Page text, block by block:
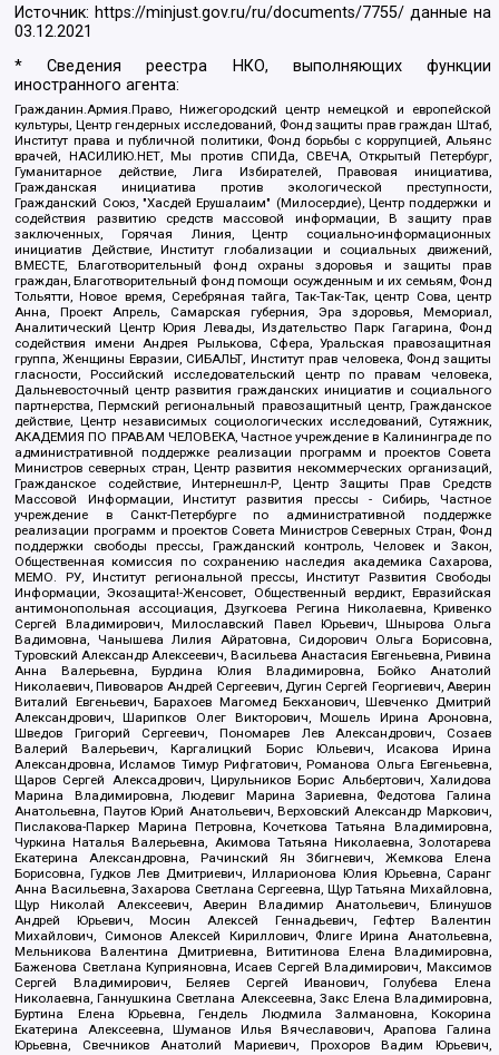
Источник: https://minjust.gov.ru/ru/documents/7755/ данные на
03.12.2021
* Сведения реестра НКО, выполняющих функции
иностранного агента:
Гражданин.Армия.Право, Нижегородский центр немецкой и европейской
культуры, Центр гендерных исследований, Фонд защиты прав граждан Штаб,
Институт права и публичной политики, Фонд борьбы с коррупцией, Альянс
врачей, НАСИЛИЮ.НЕТ, Мы против СПИДа, СВЕЧА, Открытый Петербург,
Гуманитарное действие, Лига Избирателей, Правовая инициатива,
Гражданская инициатива против экологической преступности,
Гражданский Союз, "Хасдей Ерушалаим" (Милосердие), Центр поддержки и
содействия развитию средств массовой информации, В защиту прав
заключенных, Горячая Линия, Центр социально-информационных
инициатив Действие, Институт глобализации и социальных движений,
ВМЕСТЕ, Благотворительный фонд охраны здоровья и защиты прав
граждан, Благотворительный фонд помощи осужденным и их семьям, Фонд
Тольятти, Новое время, Серебряная тайга, Так-Так-Так, центр Сова, центр
Анна, Проект Апрель, Самарская губерния, Эра здоровья, Мемориал,
Аналитический Центр Юрия Левады, Издательство Парк Гагарина, Фонд
содействия имени Андрея Рылькова, Сфера, Уральская правозащитная
группа, Женщины Евразии, СИБАЛЬТ, Институт прав человека, Фонд защиты
гласности, Российский исследовательский центр по правам человека,
Дальневосточный центр развития гражданских инициатив и социального
партнерства, Пермский региональный правозащитный центр, Гражданское
действие, Центр независимых социологических исследований, Сутяжник,
АКАДЕМИЯ ПО ПРАВАМ ЧЕЛОВЕКА, Частное учреждение в Калининграде по
административной поддержке реализации программ и проектов Совета
Министров северных стран, Центр развития некоммерческих организаций,
Гражданское содействие, Интернешнл-Р, Центр Защиты Прав Средств
Массовой Информации, Институт развития прессы - Сибирь, Частное
учреждение в Санкт-Петербурге по административной поддержке
реализации программ и проектов Совета Министров Северных Стран, Фонд
поддержки свободы прессы, Гражданский контроль, Человек и Закон,
Общественная комиссия по сохранению наследия академика Сахарова,
МЕМО. РУ, Институт региональной прессы, Институт Развития Свободы
Информации, Экозащита!-Женсовет, Общественный вердикт, Евразийская
антимонопольная ассоциация, Дзугкоева Регина Николаевна, Кривенко
Сергей Владимирович, Милославский Павел Юрьевич, Шнырова Ольга
Вадимовна, Чанышева Лилия Айратовна, Сидорович Ольга Борисовна,
Туровский Александр Алексеевич, Васильева Анастасия Евгеньевна, Ривина
Анна Валерьевна, Бурдина Юлия Владимировна, Бойко Анатолий
Николаевич, Пивоваров Андрей Сергеевич, Дугин Сергей Георгиевич, Аверин
Виталий Евгеньевич, Барахоев Магомед Бекханович, Шевченко Дмитрий
Александрович, Шарипков Олег Викторович, Мошель Ирина Ароновна,
Шведов Григорий Сергеевич, Пономарев Лев Александрович, Созаев
Валерий Валерьевич, Каргалицкий Борис Юльевич, Исакова Ирина
Александровна, Исламов Тимур Рифгатович, Романова Ольга Евгеньевна,
Щаров Сергей Алексадрович, Цирульников Борис Альбертович, Халидова
Марина Владимировна, Людевиг Марина Зариевна, Федотова Галина
Анатольевна, Паутов Юрий Анатольевич, Верховский Александр Маркович,
Пислакова-Паркер Марина Петровна, Кочеткова Татьяна Владимировна,
Чуркина Наталья Валерьевна, Акимова Татьяна Николаевна, Золотарева
Екатерина Александровна, Рачинский Ян Збигневич, Жемкова Елена
Борисовна, Гудков Лев Дмитриевич, Илларионова Юлия Юрьевна, Саранг
Анна Васильевна, Захарова Светлана Сергеевна, Щур Татьяна Михайловна,
Щур Николай Алексеевич, Аверин Владимир Анатольевич, Блинушов
Андрей Юрьевич, Мосин Алексей Геннадьевич, Гефтер Валентин
Михайлович, Симонов Алексей Кириллович, Флиге Ирина Анатольевна,
Мельникова Валентина Дмитриевна, Вититинова Елена Владимировна,
Баженова Светлана Куприяновна, Исаев Сергей Владимирович, Максимов
Сергей Владимирович, Беляев Сергей Иванович, Голубева Елена
Николаевна, Ганнушкина Светлана Алексеевна, Закс Елена Владимировна,
Буртина Елена Юрьевна, Гендель Людмила Залмановна, Кокорина
Екатерина Алексеевна, Шуманов Илья Вячеславович, Арапова Галина
Юрьевна, Свечников Анатолий Мариевич, Прохоров Вадим Юрьевич,